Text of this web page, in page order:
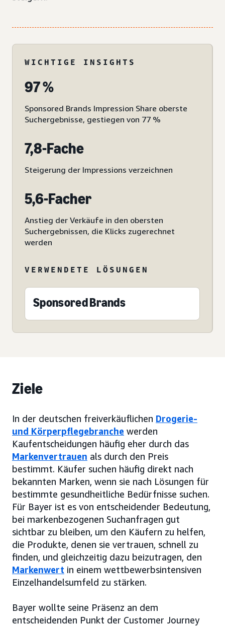
WICHTIGE INSIGHTS
97 %
Sponsored Brands Impression Share oberste
Suchergebnisse, gestiegen von 77 %
7,8-Fache
Steigerung der Impressions verzeichnen
5,6-Facher
Anstieg der Verkäufe in den obersten
Suchergebnissen, die Klicks zugerechnet
werden
VERWENDETE LÖSUNGEN
Sponsored Brands
Ziele
In der deutschen freiverkäuflichen Drogerie-
und Körperpflegebranche werden
Kaufentscheidungen häufig eher durch das
Markenvertrauen als durch den Preis
bestimmt. Käufer suchen häufig direkt nach
bekannten Marken, wenn sie nach Lösungen für
bestimmte gesundheitliche Bedürfnisse suchen.
Für Bayer ist es von entscheidender Bedeutung,
bei markenbezogenen Suchanfragen gut
sichtbar zu bleiben, um den Käufern zu helfen,
die Produkte, denen sie vertrauen, schnell zu
finden, und gleichzeitig dazu beizutragen, den
Markenwert in einem wettbewerbsintensiven
Einzelhandelsumfeld zu stärken.
Bayer wollte seine Präsenz an dem
entscheidenden Punkt der Customer Journey